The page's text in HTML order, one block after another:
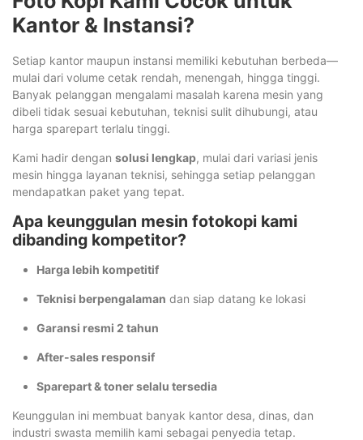
Kantor & Instansi?
Setiap kantor maupun instansi memiliki kebutuhan berbeda—
mulai dari volume cetak rendah, menengah, hingga tinggi.
Banyak pelanggan mengalami masalah karena mesin yang
dibeli tidak sesuai kebutuhan, teknisi sulit dihubungi, atau
harga sparepart terlalu tinggi.
Kami hadir dengan solusi lengkap, mulai dari variasi jenis
mesin hingga layanan teknisi, sehingga setiap pelanggan
mendapatkan paket yang tepat.
Apa keunggulan mesin fotokopi kami
dibanding kompetitor?
Harga lebih kompetitif
Teknisi berpengalaman dan siap datang ke lokasi
Garansi resmi 2 tahun
After-sales responsif
Sparepart & toner selalu tersedia
Keunggulan ini membuat banyak kantor desa, dinas, dan
industri swasta memilih kami sebagai penyedia tetap.